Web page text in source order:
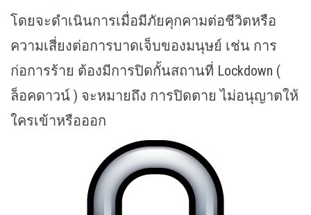
โดยจะดำเนินการเมื่อมีภัยคุกคามต่อชีวิตหรือ
ความเสี่ยงต่อการบาดเจ็บของมนุษย์ เช่น การ
ก่อการร้าย ต้องมีการปิดกั้นสถานที่ Lockdown (
ล็อคดาวน์ ) จะหมายถึง การปิดตาย ไม่อนุญาตให้
ใครเข้าหรือออก